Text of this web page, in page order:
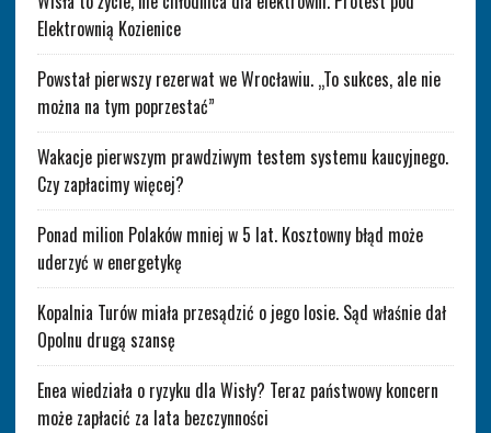
Elektrownią Kozienice
Powstał pierwszy rezerwat we Wrocławiu. „To sukces, ale nie
można na tym poprzestać”
Wakacje pierwszym prawdziwym testem systemu kaucyjnego.
Czy zapłacimy więcej?
Ponad milion Polaków mniej w 5 lat. Kosztowny błąd może
uderzyć w energetykę
Kopalnia Turów miała przesądzić o jego losie. Sąd właśnie dał
Opolnu drugą szansę
Enea wiedziała o ryzyku dla Wisły? Teraz państwowy koncern
może zapłacić za lata bezczynności